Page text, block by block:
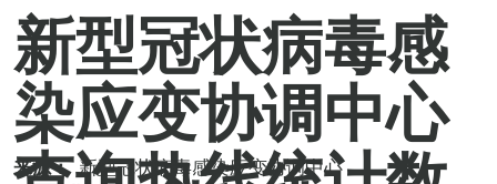
新型冠状病毒感
染应变协调中心
来源： 新型冠状病毒感染应变协调中心